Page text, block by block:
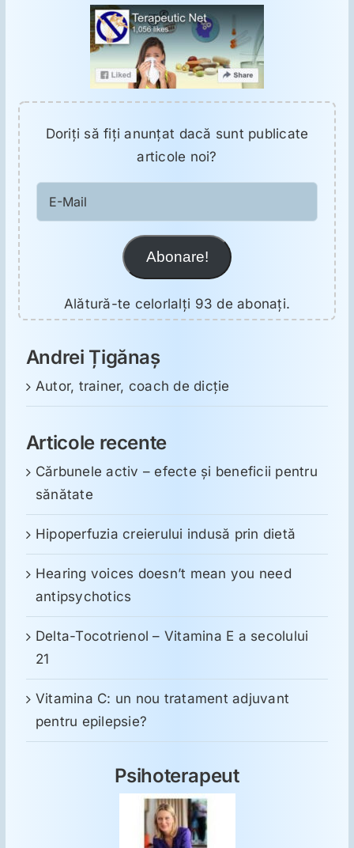
Doriţi să fiţi anunţat dacă sunt publicate
articole noi?
Mail
Abonare!
Alătură-te celorlalți 93 de abonați.
Andrei Țigănaș
Autor, trainer, coach de dicție
Articole recente
Cărbunele activ – efecte și beneficii pentru
sănătate
Hipoperfuzia creierului indusă prin dietă
Hearing voices doesn’t mean you need
antipsychotics
Delta-Tocotrienol – Vitamina E a secolului
21
Vitamina C: un nou tratament adjuvant
pentru epilepsie?
Psihoterapeut